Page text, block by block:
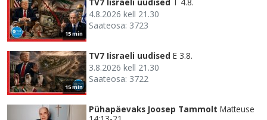
15 min
4.8.2026 kell 21.30
Saateosa: 3723
15 min
TV7 Iisraeli uudised E 3.8.
3.8.2026 kell 21.30
Saateosa: 3722
Pühapäevaks Joosep Tammolt Matteuse